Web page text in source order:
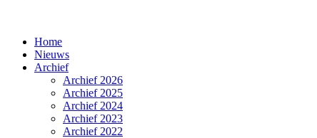
Home
Nieuws
Archief
Archief 2026
Archief 2025
Archief 2024
Archief 2023
Archief 2022